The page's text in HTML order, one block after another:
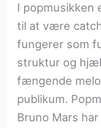
I popmusikken
til at være
fungerer som
struktur og
fængende
publikum.
Bruno Mars